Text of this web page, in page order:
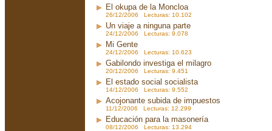
El okupa de la Moncloa
26/12/2006 Lecturas: 10.102
Un viaje a ninguna parte
24/12/2006 Lecturas: 9.078
Mi Gente
24/12/2006 Lecturas: 10.623
Gabilondo investiga el milagro
20/12/2006 Lecturas: 9.451
El estado social socialista
14/12/2006 Lecturas: 9.552
Acojonante subida de impuestos
11/12/2006 Lecturas: 12.299
Educación para la masonería
08/12/2006 Lecturas: 13.294